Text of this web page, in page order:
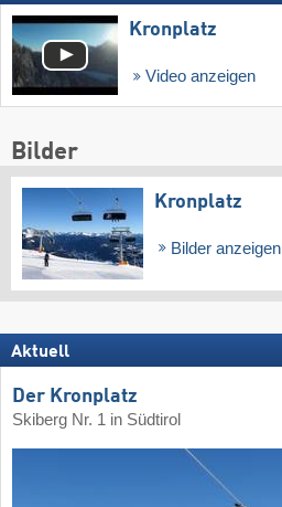
Kronplatz
Video anzeigen
Bilder
Kronplatz
Bilder anzeigen
Aktuell
Der Kronplatz
Skiberg Nr. 1 in Südtirol